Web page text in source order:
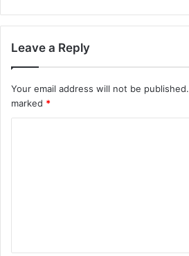
Leave a Reply
Your email address will not be published.
marked *
t